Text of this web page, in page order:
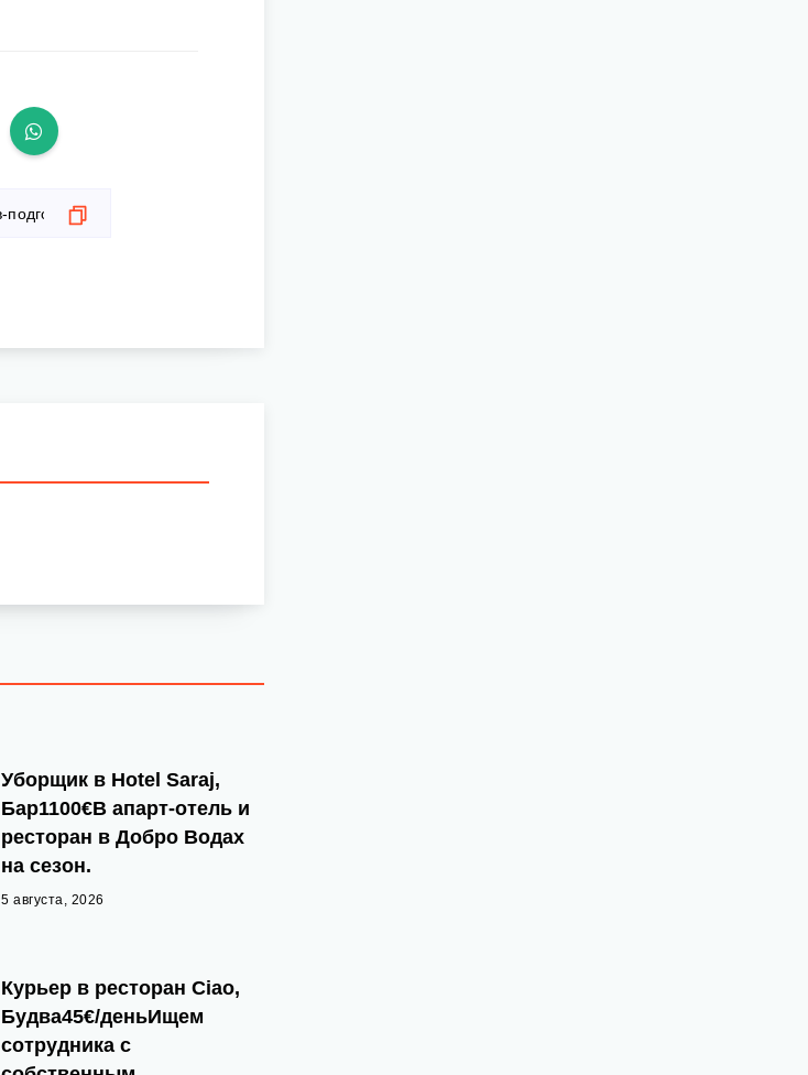
Уборщик в Hotel Saraj,
Бар1100€В апарт-отель и
ресторан в Добро Водах
на сезон.
5 августа, 2026
Курьер в ресторан Ciao,
Будва45€/деньИщем
сотрудника с